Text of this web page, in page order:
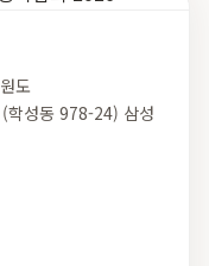
도
학성동 978-24) 삼성